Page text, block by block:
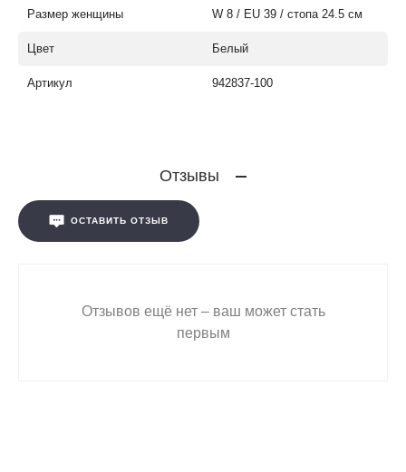
Размер женщины W 8 / EU 39 / стопа 24.5 см
Цвет Белый
Артикул 942837-100
Отзывы
ОСТАВИТЬ ОТЗЫВ
Отзывов ещё нет – ваш может стать
первым